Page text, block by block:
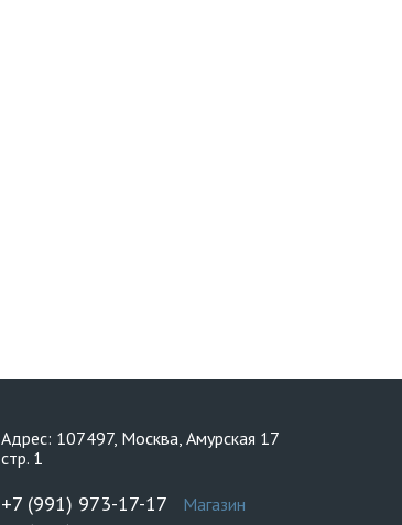
Адрес: 107497, Москва, Амурская 17
стр. 1
+7 (991) 973-17-17 Магазин